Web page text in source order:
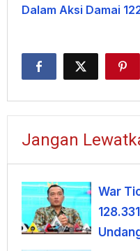
Dalam Aksi Damai
Jangan
War